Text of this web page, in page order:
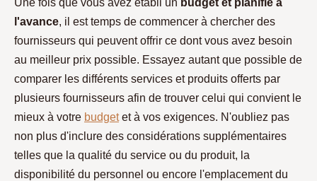
l'avance, il est temps de commencer à chercher des
fournisseurs qui peuvent offrir ce dont vous avez besoin
au meilleur prix possible. Essayez autant que possible de
comparer les différents services et produits offerts par
plusieurs fournisseurs afin de trouver celui qui convient le
mieux à votre budgetet à vos exigences. N'oubliez pas
non plus d'inclure des considérations supplémentaires
telles que la qualité du service ou du produit, la
disponibilité du personnel ou encore l'emplacement du